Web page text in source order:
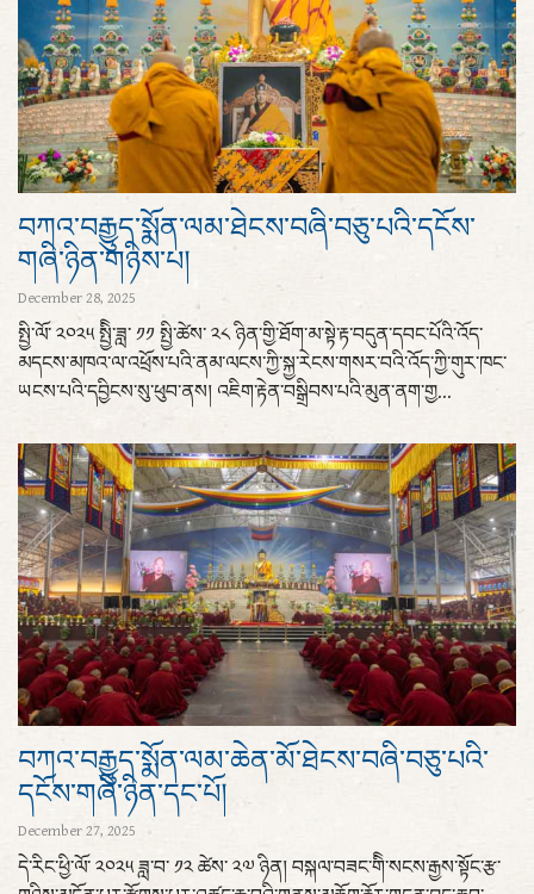
བཀའ་བརྒྱུད་སྨོན་ལམ་ཐེངས་བཞི་བཅུ་པའི་དངོས་
གཞི་ཉིན་གཉིས་པ།
December 28, 2025
སྤྱི་ལོ་ ༢༠༢༥ སྤྱིི་ཟླ་ ༡༡ སྤྱི་ཚེས་ ༢༨ ཉིན་གྱི་ཐོག་མ་སྟེ་རྟ་བདུན་དབང་པོའི་འོད་
མདངས་མཁའ་ལ་འཕྲོས་པའི་ནམ་ལངས་ཀྱི་སྐྱ་རེངས་གསར་བའི་འོད་ཀྱི་གུར་ཁང་
ཡངས་པའི་དབྱིངས་སུ་ཕུབ་ནས། འཇིག་རྟེན་བསྒྲིབས་པའི་མུན་ནག་གྱ...
བཀའ་བརྒྱུད་སྨོན་ལམ་ཆེན་མོ་ཐེངས་བཞི་བཅུ་པའི་
དངོས་གཞི་ཉིན་དང་པོ།
December 27, 2025
དེ་རིང་ཕྱི་ལོ་ ༢༠༢༥ ཟླ་བ་ ༡༢ ཚེས་ ༢༧ ཉིན། བསྐལ་བཟང་གིི་སངས་རྒྱས་སྟོང་རྩ་